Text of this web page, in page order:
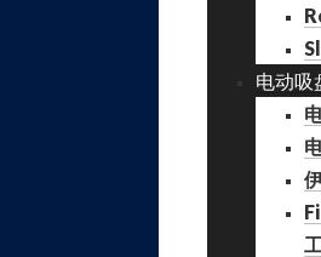
电动吸